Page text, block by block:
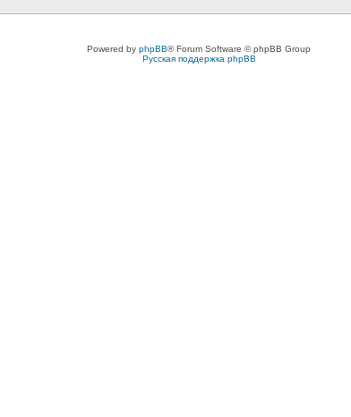
Powered by phpBB® Forum Software © phpBB Group
Русская поддержка phpBB